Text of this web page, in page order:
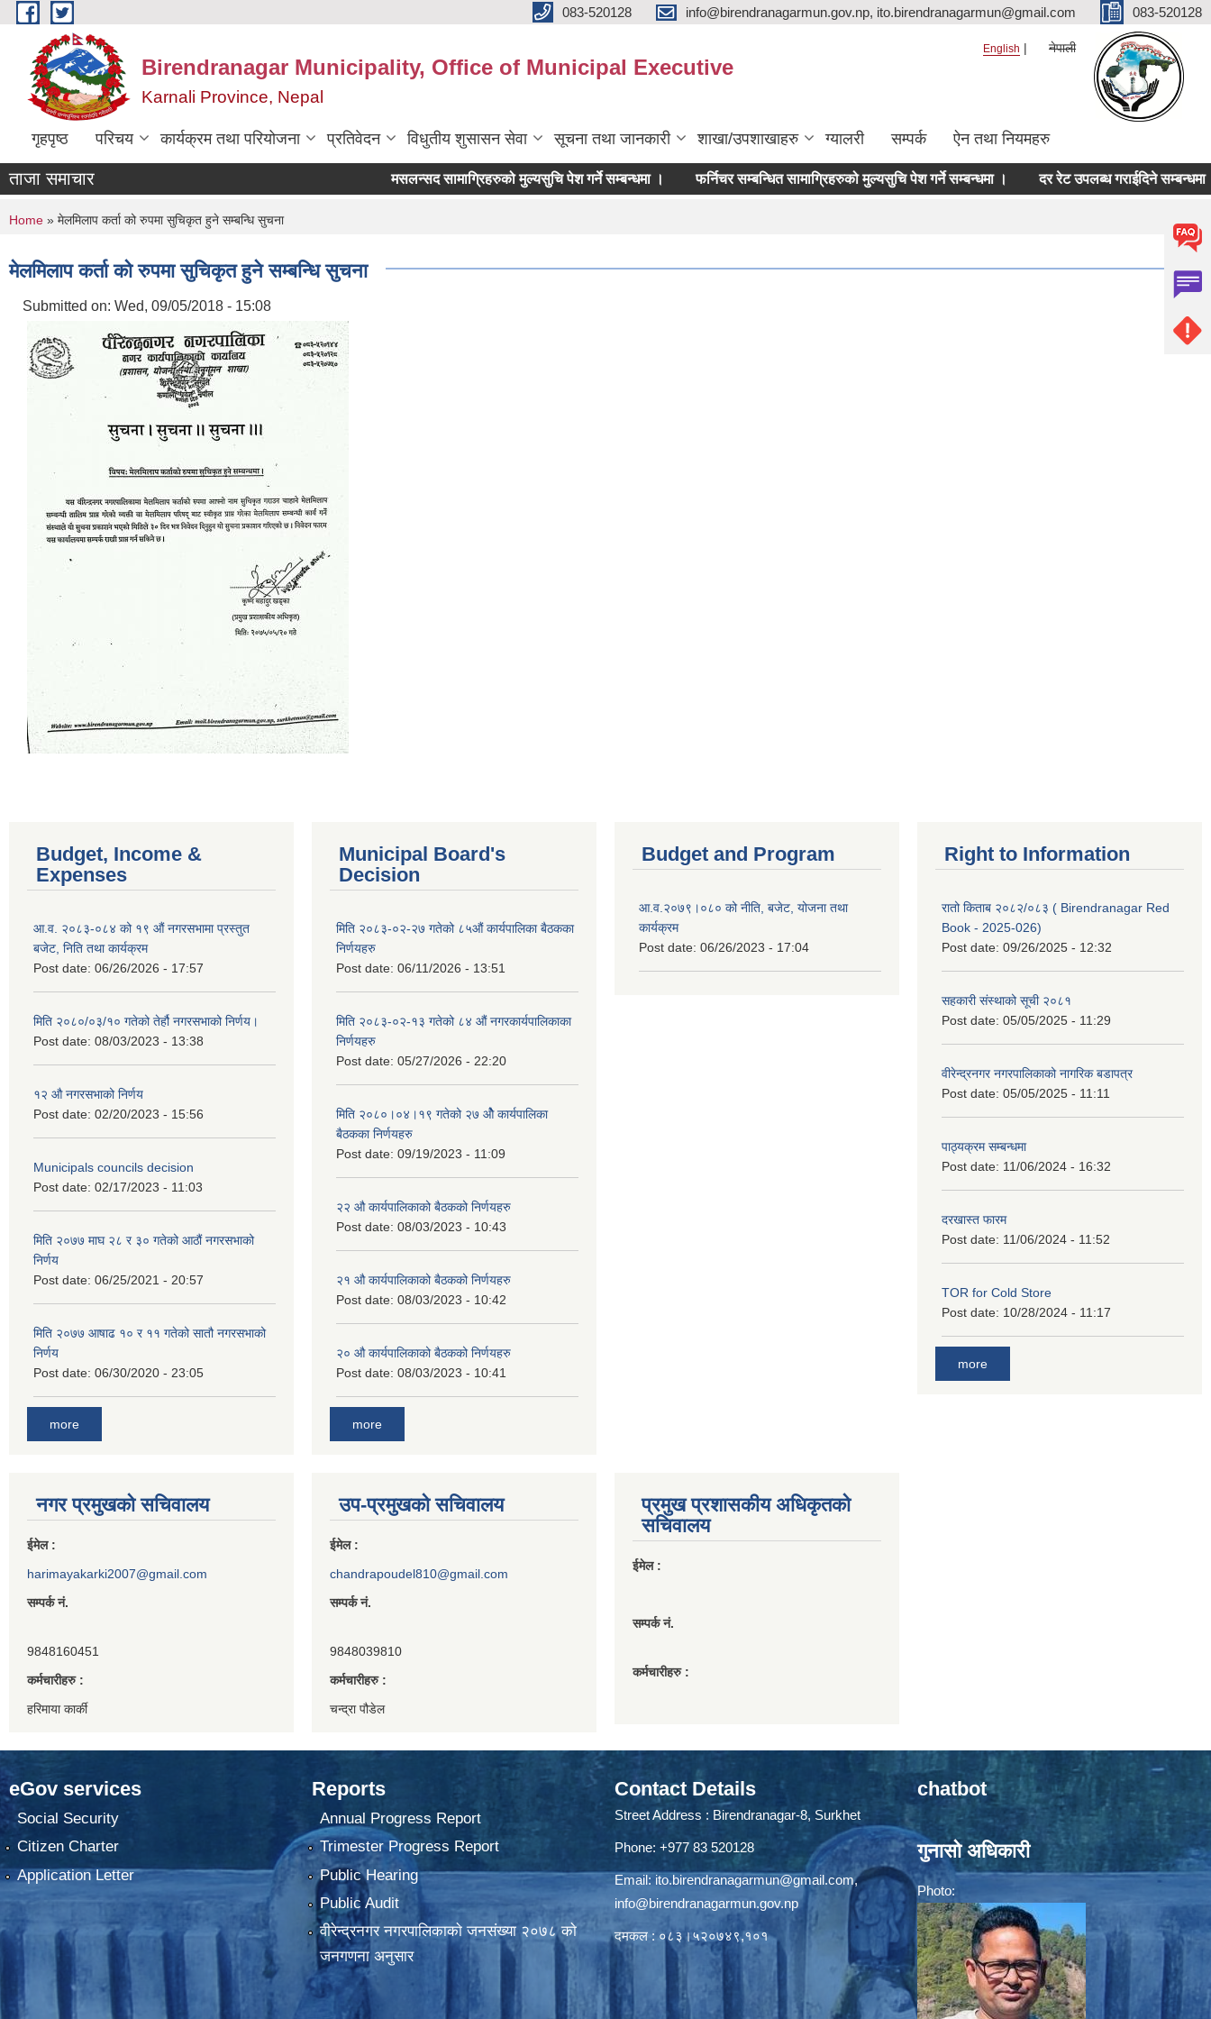
Skip to main content 083-520128 info@birendranagarmun.gov.np, ito.birendranagarmun@gmail.com 083-520128
Birendranagar Municipality, Office of Municipal Executive
Karnali Province, Nepal
English नेपाली
गृहपृष्ठ परिचय कार्यक्रम तथा परियोजना प्रतिवेदन विधुतीय शुसासन सेवा सूचना तथा जानकारी शाखा/उपशाखाहरु ग्यालरी सम्पर्क ऐन तथा नियमहरु
ताजा समाचार मसलन्सद सामाग्रिहरुको मुल्यसुचि पेश गर्ने सम्बन्धमा । फर्निचर सम्बन्धित सामाग्रिहरुको मुल्यसुचि पेश गर्ने सम्बन्धमा । दर रेट उपलब्ध गराईदिने सम्बन्धमा ।
You are here
Home » मेलमिलाप कर्ता को रुपमा सुचिकृत हुने सम्बन्धि सुचना
मेलमिलाप कर्ता को रुपमा सुचिकृत हुने सम्बन्धि सुचना
Submitted on: Wed, 09/05/2018 - 15:08
Budget, Income &
Expenses
आ.व. २०८३-०८४ को १९ औं नगरसभामा प्रस्तुत
बजेट, निति तथा कार्यक्रम
Post date: 06/26/2026 - 17:57
मिति २०८०/०३/१० गतेको तेर्हौ नगरसभाको निर्णय।
Post date: 08/03/2023 - 13:38
१२ औ नगरसभाको निर्णय
Post date: 02/20/2023 - 15:56
Municipals councils decision
Post date: 02/17/2023 - 11:03
मिति २०७७ माघ २८ र ३० गतेको आठौं नगरसभाको
निर्णय
Post date: 06/25/2021 - 20:57
मिति २०७७ आषाढ १० र ११ गतेको सातौ नगरसभाको
निर्णय
Post date: 06/30/2020 - 23:05
more
Municipal Board's
Decision
मिति २०८३-०२-२७ गतेको ८५औं कार्यपालिका बैठकका
निर्णयहरु
Post date: 06/11/2026 - 13:51
मिति २०८३-०२-१३ गतेको ८४ औं नगरकार्यपालिकाका
निर्णयहरु
Post date: 05/27/2026 - 22:20
मिति २०८०।०४।१९ गतेको २७ ‌‍‌ओेै कार्यपालिका
बैठकका निर्णयहरु
Post date: 09/19/2023 - 11:09
२‍२ औ कार्यपालिकाको बैठकको निर्णयहरु
Post date: 08/03/2023 - 10:43
२‍१ औ कार्यपालिकाको बैठकको निर्णयहरु
Post date: 08/03/2023 - 10:42
२‍० औ कार्यपालिकाको बैठकको निर्णयहरु
Post date: 08/03/2023 - 10:41
more
Budget and Program
आ.व.२०७९।०८० को नीति, बजेट, योजना तथा
कार्यक्रम
Post date: 06/26/2023 - 17:04
Right to Information
रातो किताब २०८२/०८३ ( Birendranagar Red
Book - 2025-026)
Post date: 09/26/2025 - 12:32
सहकारी संस्थाको सूची २०८१
Post date: 05/05/2025 - 11:29
वीरेन्द्रनगर नगरपालिकाको नागरिक बडापत्र
Post date: 05/05/2025 - 11:11
पाठ्यक्रम सम्बन्धमा
Post date: 11/06/2024 - 16:32
दरखास्त फारम
Post date: 11/06/2024 - 11:52
TOR for Cold Store
Post date: 10/28/2024 - 11:17
more
नगर प्रमुखको सचिवालय
ईमेल :
harimayakarki2007@gmail.com
सम्पर्क नं.
9848160451
कर्मचारीहरु :
हरिमाया कार्की
उप-प्रमुखको सचिवालय
ईमेल :
chandrapoudel810@gmail.com
सम्पर्क नं.
9848039810
कर्मचारीहरु :
चन्द्रा पौडेल
प्रमुख प्रशासकीय अधिकृतको
सचिवालय
ईमेल :
सम्पर्क नं.
कर्मचारीहरु :
eGov services
Social Security
Citizen Charter
Application Letter
Reports
Annual Progress Report
Trimester Progress Report
Public Hearing
Public Audit
वीरेन्द्रनगर नगरपालिकाकाे जनसंख्या २०७८ काे
जनगणना अनुसार
Contact Details
Street Address : Birendranagar-8, Surkhet
Phone: +977 83 520128
Email: ito.birendranagarmun@gmail.com,
info@birendranagarmun.gov.np
दमकल : ०८३।५२०७४९,१०१
chatbot
गुनासो अधिकारी
Photo: